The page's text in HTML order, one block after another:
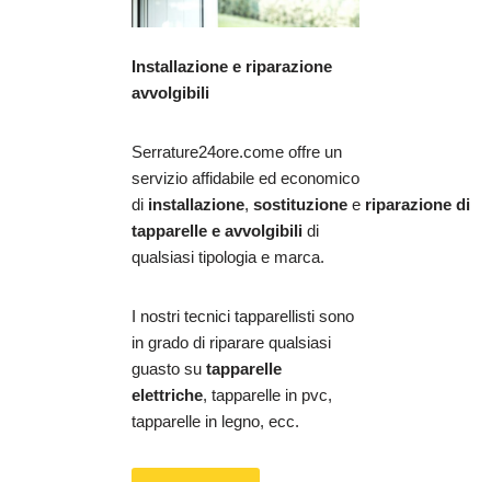
Installazione e riparazione
avvolgibili
Serrature24ore.come offre un
servizio affidabile ed economico
di installazione, sostituzione e riparazione di
tapparelle e avvolgibili di
qualsiasi tipologia e marca.
I nostri tecnici tapparellisti sono
in grado di riparare qualsiasi
guasto su tapparelle
elettriche, tapparelle in pvc,
tapparelle in legno, ecc.